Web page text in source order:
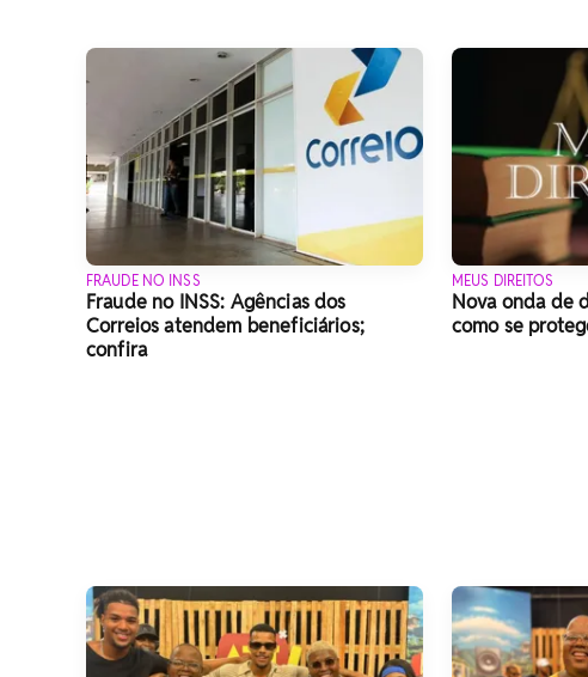
FRAUDE NO INSS
Fraude no INSS: Agências dos
Correios atendem beneficiários;
confira
MEUS DIREITOS
Nova onda de
como se